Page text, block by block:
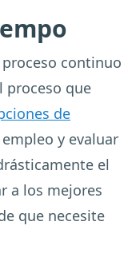
continuo
proceso que
de
y evaluar
el
a los mejores
que necesite